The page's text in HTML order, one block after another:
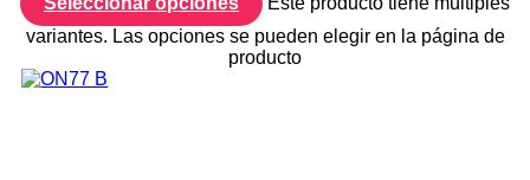
variantes. Las opciones se pueden elegir en la página de
producto